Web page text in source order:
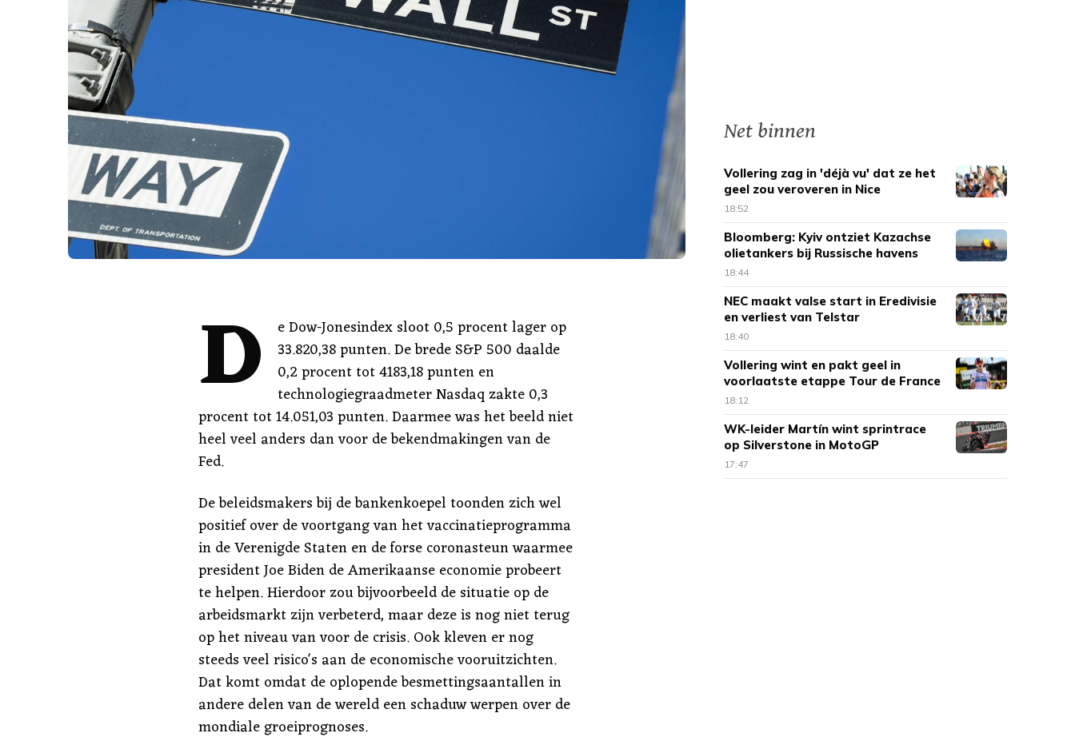
D
e Dow-Jonesindex sloot 0,5 procent lager op
33.820,38 punten. De brede S&P 500 daalde
0,2 procent tot 4183,18 punten en
technologiegraadmeter Nasdaq zakte 0,3
procent tot 14.051,03 punten. Daarmee was het beeld niet
heel veel anders dan voor de bekendmakingen van de
Fed.
De beleidsmakers bij de bankenkoepel toonden zich wel
positief over de voortgang van het vaccinatieprogramma
in de Verenigde Staten en de forse coronasteun waarmee
president Joe Biden de Amerikaanse economie probeert
te helpen. Hierdoor zou bijvoorbeeld de situatie op de
arbeidsmarkt zijn verbeterd, maar deze is nog niet terug
op het niveau van voor de crisis. Ook kleven er nog
steeds veel risico's aan de economische vooruitzichten.
Dat komt omdat de oplopende besmettingsaantallen in
andere delen van de wereld een schaduw werpen over de
mondiale groeiprognoses.
Net binnen
Vollering zag in 'déjà vu' dat ze het
geel zou veroveren in Nice
18:52
Bloomberg: Kyiv ontziet Kazachse
olietankers bij Russische havens
18:44
NEC maakt valse start in Eredivisie
en verliest van Telstar
18:40
Vollering wint en pakt geel in
voorlaatste etappe Tour de France
18:12
WK-leider Martín wint sprintrace
op Silverstone in MotoGP
17:47